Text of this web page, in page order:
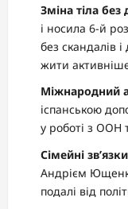
Зміна тіла
і носила 6-й
без скандалів
жити
Міжнародний
іспанською
у роботі з
Сімейні
Андрієм
подалі від